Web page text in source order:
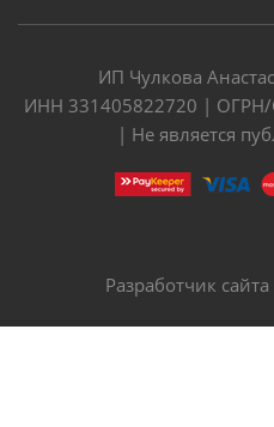
ИП Чулкова
ИНН 331405822720 |
| Не является
Разработчик